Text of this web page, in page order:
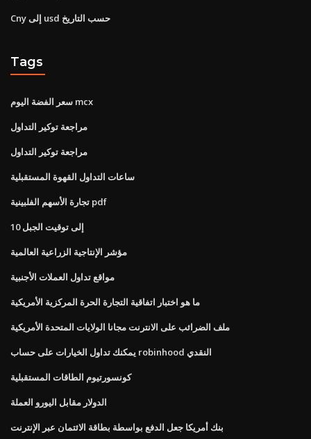
Cny إلى usd حسب التاريخ
Tags
سعر الفضة اليوم mcx
مراجعة توكير التداول
مراجعة توكير التداول
ساعات التداول القهوة المستقبلية
تجارة الأسهم الفلبينية pdf
10 إلى توقيت الجبل
مؤشر الإنتاجية الزراعية العالمية
مواقع تداول العملات الأجنبية
ما هو اختبار اتفاقية التجارة الحرة المركزية الأمريكية
ملف الضرائب على الانترنت مجانا الولايات المتحدة الأمريكية
يمكنك تداول الخيارات على حساب robinhood النقدي
كونسورتيوم الطاقات المستقبلية
الدولار مقابل اليورو العملة
بنك أمريكا جعل الدفع بواسطة بطاقة الائتمان عبر الإنترنت